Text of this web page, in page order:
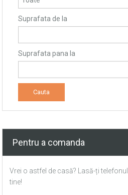
Suprafata de la
Suprafata pana la
Pentru a comanda
Vrei o astfel de casă? Lasă-ți
tine!